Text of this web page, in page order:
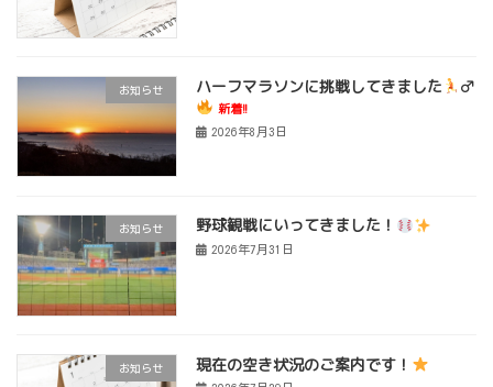
お知らせ ハーフマラソンに挑戦してきました ‍♂
新着!!
2026年8月3日
お知らせ 野球観戦にいってきました！
2026年7月31日
お知らせ 現在の空き状況のご案内です！